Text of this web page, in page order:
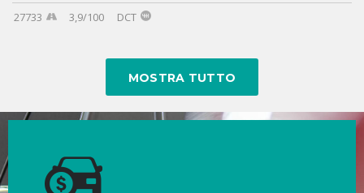
27733 3,9/100 DCT
MOSTRA TUTTO